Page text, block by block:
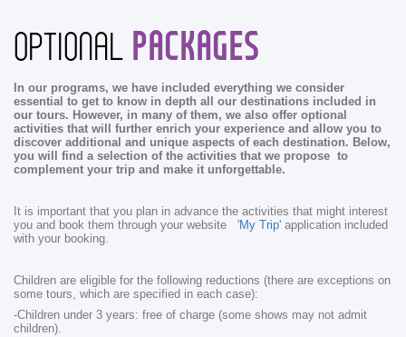
OPTIONAL PACKAGES
In our programs, we have included everything we consider
essential to get to know in depth all our destinations included in
our tours. However, in many of them, we also offer optional
activities that will further enrich your experience and allow you to
discover additional and unique aspects of each destination. Below,
you will find a selection of the activities that we propose to
complement your trip and make it unforgettable.
It is important that you plan in advance the activities that might interest
you and book them through your website 'My Trip' application included
with your booking.
Children are eligible for the following reductions (there are exceptions on
some tours, which are specified in each case):
-Children under 3 years: free of charge (some shows may not admit
children).